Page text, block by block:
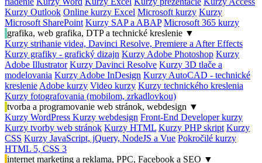
Kurzy Outlook Online kurzy Excel Microsoft kurzy Kurzy
Microsoft SharePoint Kurzy SAP a ABAP Microsoft 365 kurzy
grafika, web grafika, DTP a technické kreslenie ▼
Kurzy strihanie videa, Davinci Resolve, Premiere a After Effects
Kurzy grafiky - grafický dizajn Kurzy Adobe Photoshop Kurzy
Adobe Illustrator Kurzy Davinci Resolve Kurzy 3D tlače a
modelovania Kurzy Adobe InDesign Kurzy AutoCAD - technické
kreslenie Adobe kurzy Video kurzy Kurzy technického kreslenia
Kurzy fotografovania (mobilom, zrkadlovkou)
tvorba a programovanie web stránok, webdesign ▼
Kurzy WordPress Kurzy webdesign Front-End Developer kurzy
Kurzy tvorby web stránok Kurzy HTML Kurzy PHP skript Kurzy
CSS Kurzy JavaScript, jQuery, NodeJS a Vue Pokročilé kurzy
HTML 5, CSS 3
internet marketing a reklama, PPC, Facebook a SEO ▼